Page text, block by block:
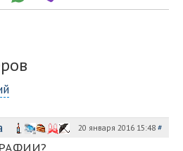
20 января 2016 15:48 #